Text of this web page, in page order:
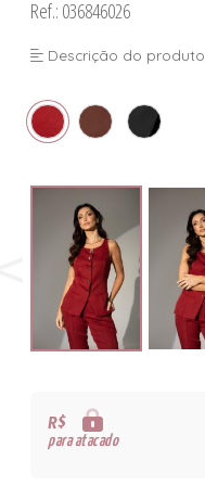
Ref.: 036846026
Descrição do produto
R$
para atacado